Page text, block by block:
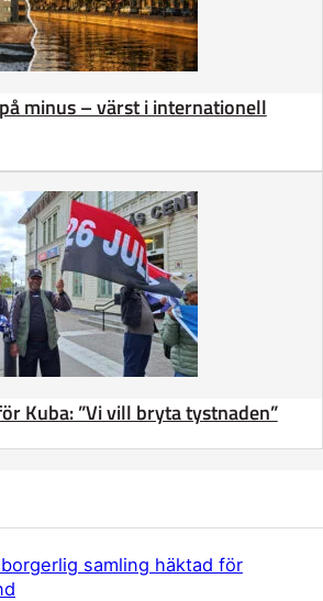
minus – värst i internationell
Kuba: ”Vi vill bryta tystnaden”
samling häktad för